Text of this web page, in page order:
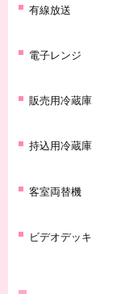
有線放送
電子レンジ
販売用冷蔵庫
持込用冷蔵庫
客室両替機
ビデオデッキ